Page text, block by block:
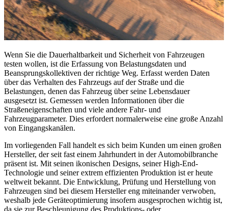
Wenn Sie die Dauerhaltbarkeit und Sicherheit von Fahrzeugen
testen wollen, ist die Erfassung von Belastungsdaten und
Beansprungskollektiven der richtige Weg. Erfasst werden Daten
über das Verhalten des Fahrzeugs auf der Straße und die
Belastungen, denen das Fahrzeug über seine Lebensdauer
ausgesetzt ist. Gemessen werden Informationen über die
Straßeneigenschaften und viele andere Fahr- und
Fahrzeugparameter. Dies erfordert normalerweise eine große Anzahl
von Eingangskanälen.
Im vorliegenden Fall handelt es sich beim Kunden um einen großen
Hersteller, der seit fast einem Jahrhundert in der Automobilbranche
präsent ist. Mit seinen ikonischen Designs, seiner High-End-
Technologie und seiner extrem effizienten Produktion ist er heute
weltweit bekannt. Die Entwicklung, Prüfung und Herstellung von
Fahrzeugen sind bei diesem Hersteller eng miteinander verwoben,
weshalb jede Geräteoptimierung insofern ausgesprochen wichtig ist,
da sie zur Beschleunigung des Produktions- oder